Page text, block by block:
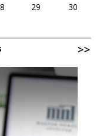
29
30